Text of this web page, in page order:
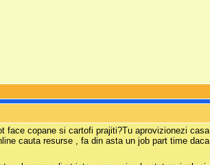
face copane si cartofi prajiti?Tu aprovizionezi
cauta resurse , fa din asta un job part time